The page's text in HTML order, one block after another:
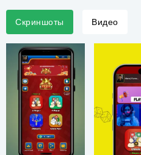
Скриншоты Видео